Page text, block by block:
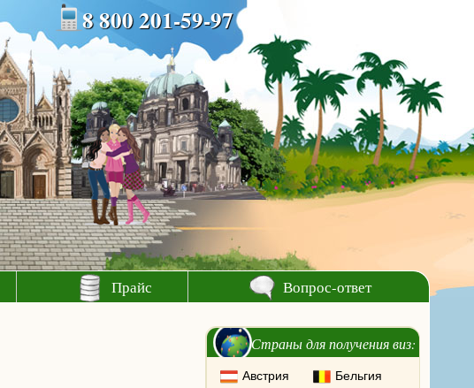
8 800 201-59-97
Прайс Вопрос-ответ
Страны для получения виз:
Австрия Бельгия